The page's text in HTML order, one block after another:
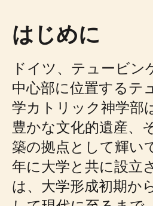
はじめに
ドイツ、テュービン
中心部に位置するテ
学カトリック神学部
豊かな文化的遺産、
築の拠点として輝い
年に大学と共に設立
は、大学形成初期か